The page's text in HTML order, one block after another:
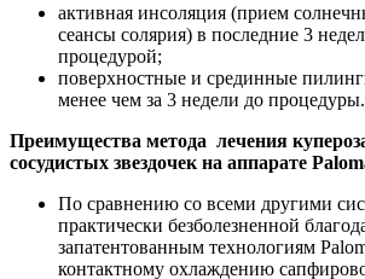
активная инсоляция (прием
сеансы солярия) в последние 3
процедурой;
поверхностные и срединные
менее чем за 3 недели до процедуры.
Преимущества метода лечения
сосудистых звездочек на аппарате
По сравнению со всеми другими
практически безболезненной
запатентованным технологиям
контактному охлаждению